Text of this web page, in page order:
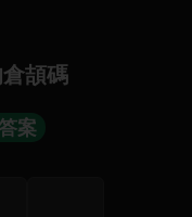
頡碼
答案